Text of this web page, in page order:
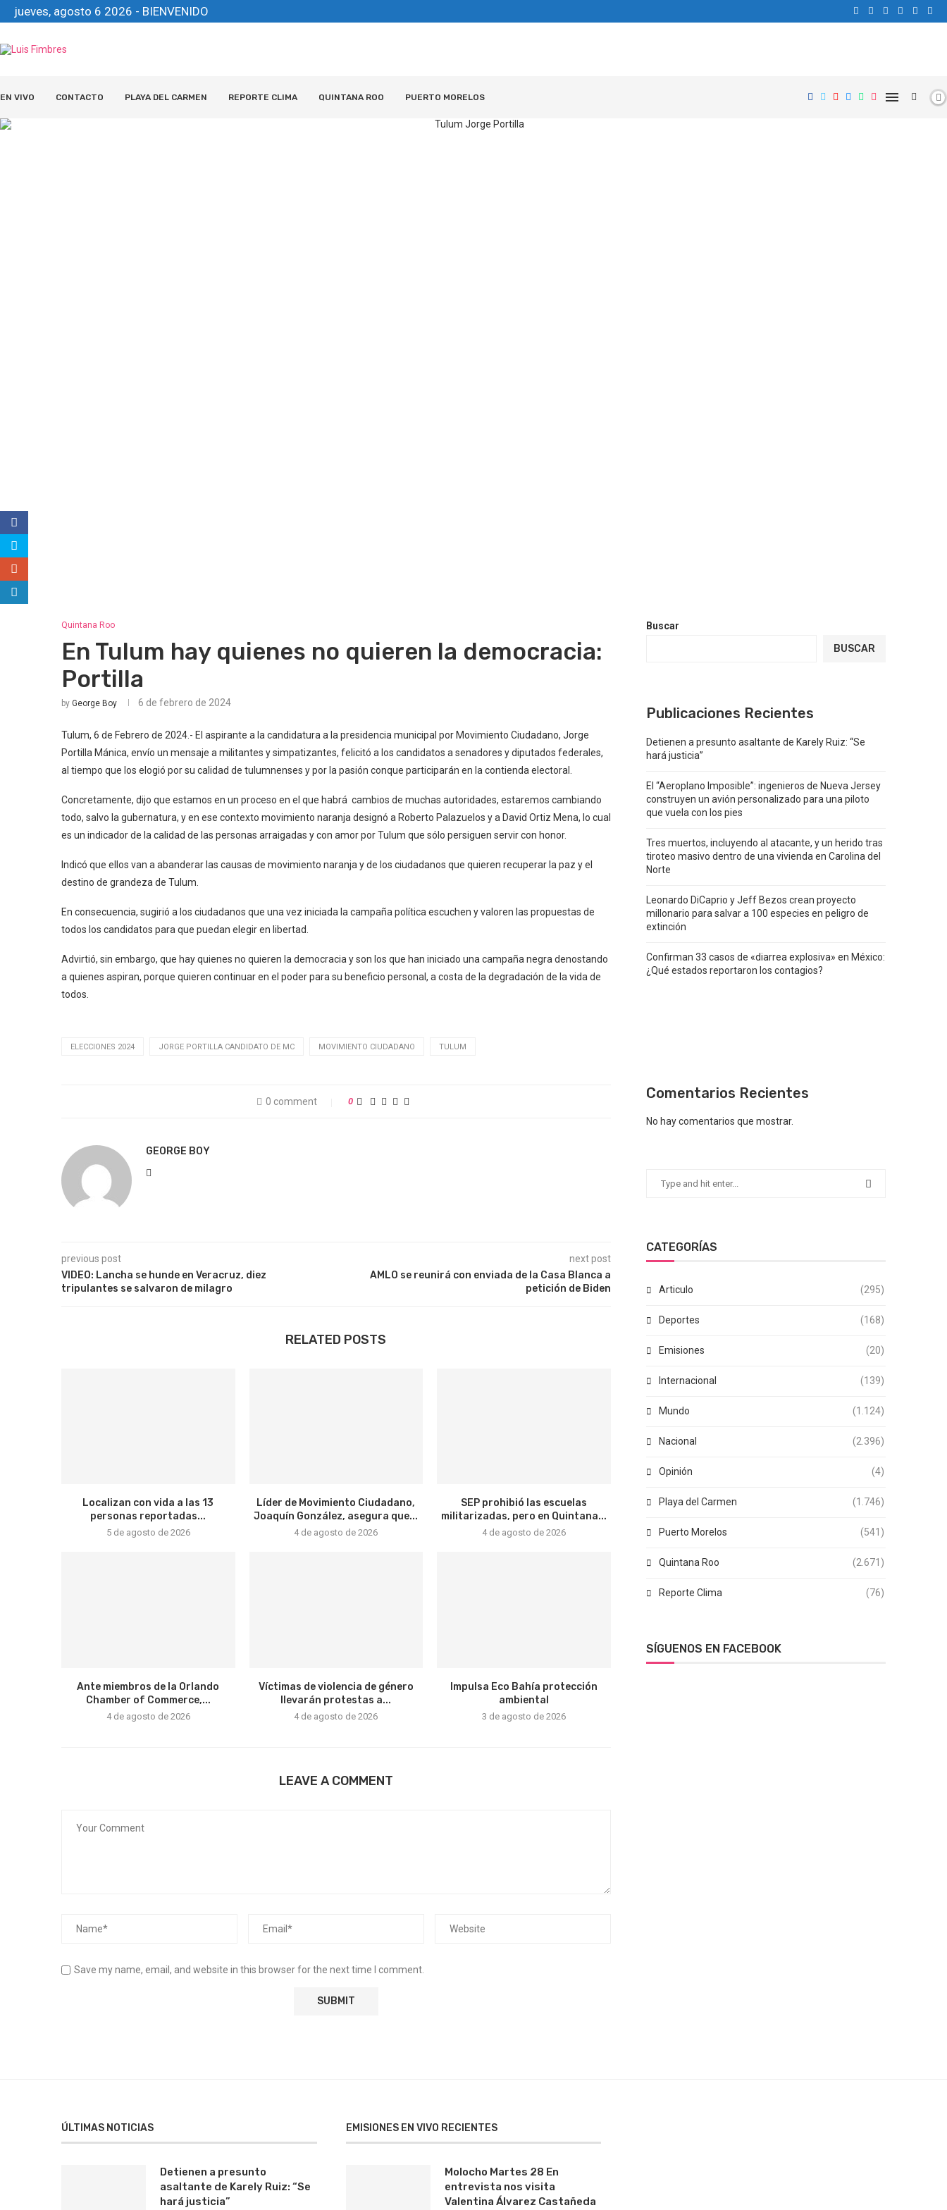
jueves, agosto 6 2026 - BIENVENIDO
EN VIVO CONTACTO PLAYA DEL CARMEN REPORTE CLIMA QUINTANA ROO PUERTO MORELOS
Quintana Roo
En Tulum hay quienes no quieren la democracia:
Portilla
by George Boy 6 de febrero de 2024
Tulum, 6 de Febrero de 2024.- El aspirante a la candidatura a la presidencia municipal por Movimiento Ciudadano, Jorge
Portilla Mánica, envío un mensaje a militantes y simpatizantes, felicitó a los candidatos a senadores y diputados federales,
al tiempo que los elogió por su calidad de tulumnenses y por la pasión conque participarán en la contienda electoral.
Concretamente, dijo que estamos en un proceso en el que habrá cambios de muchas autoridades, estaremos cambiando
todo, salvo la gubernatura, y en ese contexto movimiento naranja designó a Roberto Palazuelos y a David Ortiz Mena, lo cual
es un indicador de la calidad de las personas arraigadas y con amor por Tulum que sólo persiguen servir con honor.
Indicó que ellos van a abanderar las causas de movimiento naranja y de los ciudadanos que quieren recuperar la paz y el
destino de grandeza de Tulum.
En consecuencia, sugirió a los ciudadanos que una vez iniciada la campaña política escuchen y valoren las propuestas de
todos los candidatos para que puedan elegir en libertad.
Advirtió, sin embargo, que hay quienes no quieren la democracia y son los que han iniciado una campaña negra denostando
a quienes aspiran, porque quieren continuar en el poder para su beneficio personal, a costa de la degradación de la vida de
todos.
ELECCIONES 2024 JORGE PORTILLA CANDIDATO DE MC MOVIMIENTO CIUDADANO TULUM
0 comment 0
GEORGE BOY
previous post
VIDEO: Lancha se hunde en Veracruz, diez
tripulantes se salvaron de milagro
next post
AMLO se reunirá con enviada de la Casa Blanca a
petición de Biden
RELATED POSTS
Localizan con vida a las 13
personas reportadas...
5 de agosto de 2026
Líder de Movimiento Ciudadano,
Joaquín González, asegura que...
4 de agosto de 2026
SEP prohibió las escuelas
militarizadas, pero en Quintana...
4 de agosto de 2026
Ante miembros de la Orlando
Chamber of Commerce,...
4 de agosto de 2026
Víctimas de violencia de género
llevarán protestas a...
4 de agosto de 2026
Impulsa Eco Bahía protección
ambiental
3 de agosto de 2026
LEAVE A COMMENT
Save my name, email, and website in this browser for the next time I comment.
Buscar
BUSCAR
Publicaciones Recientes
Detienen a presunto asaltante de Karely Ruiz: “Se
hará justicia”
El “Aeroplano Imposible”: ingenieros de Nueva Jersey
construyen un avión personalizado para una piloto
que vuela con los pies
Tres muertos, incluyendo al atacante, y un herido tras
tiroteo masivo dentro de una vivienda en Carolina del
Norte
Leonardo DiCaprio y Jeff Bezos crean proyecto
millonario para salvar a 100 especies en peligro de
extinción
Confirman 33 casos de «diarrea explosiva» en México:
¿Qué estados reportaron los contagios?
Comentarios Recientes
No hay comentarios que mostrar.
CATEGORÍAS
Articulo (295)
Deportes (168)
Emisiones (20)
Internacional (139)
Mundo (1.124)
Nacional (2.396)
Opinión (4)
Playa del Carmen (1.746)
Puerto Morelos (541)
Quintana Roo (2.671)
Reporte Clima (76)
SÍGUENOS EN FACEBOOK
ÚLTIMAS NOTICIAS
Detienen a presunto
asaltante de Karely Ruiz: “Se
hará justicia”
EMISIONES EN VIVO RECIENTES
Molocho Martes 28 En
entrevista nos visita
Valentina Álvarez Castañeda